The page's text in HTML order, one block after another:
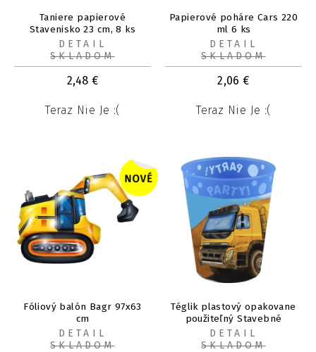
Taniere papierové
Stavenisko 23 cm, 8 ks
2,48 €
Teraz Nie Je :(
DETAIL
SKLADOM
Papierové poháre Cars 220
ml 6 ks
2,06 €
Teraz Nie Je :(
DETAIL
SKLADOM
Fóliový balón Bagr 97x63
cm
DETAIL
SKLADOM
Téglik plastový opakovane
použiteľný Stavebné
vozidlá 250 ml 1 ks
DETAIL
SKLADOM